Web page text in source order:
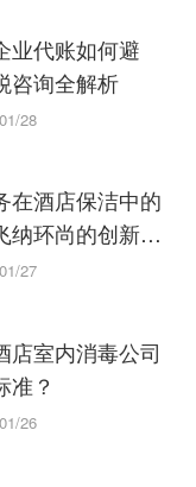
业代账如何避
咨询全解析
28
在酒店保洁中的
纳环尚的创新管
27
店室内消毒公司
准？
26